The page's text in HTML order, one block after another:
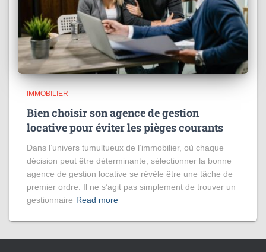
IMMOBILIER
Bien choisir son agence de gestion
locative pour éviter les pièges courants
Dans l’univers tumultueux de l’immobilier, où chaque
décision peut être déterminante, sélectionner la bonne
agence de gestion locative se révèle être une tâche de
premier ordre. Il ne s’agit pas simplement de trouver un
gestionnaire Read more